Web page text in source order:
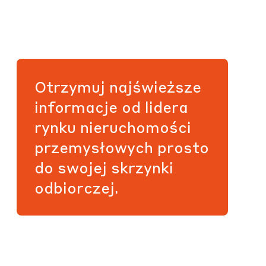
Otrzymuj najświeższe
informacje od lidera
rynku nieruchomości
przemysłowych prosto
do swojej skrzynki
odbiorczej.